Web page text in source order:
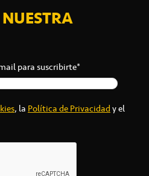
para suscribirte*
, laPolítica de Privacidady el